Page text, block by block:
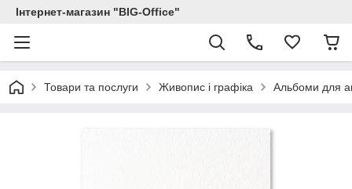
Інтернет-магазин "BIG-Office"
Товари та послуги Живопис і графіка Альбоми для